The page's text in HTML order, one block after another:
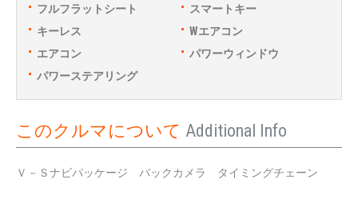
フルフラットシート
スマートキー
キーレス
Wエアコン
エアコン
パワーウィンドウ
パワーステアリング
このクルマについて Additional Info
Ｖ－Ｓナビパッケージ バックカメラ タイミングチェーン